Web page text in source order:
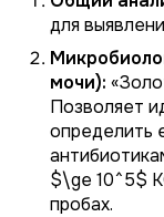
для
мочи):
Позволяет
определить
$\ge 10^5$
пробах.